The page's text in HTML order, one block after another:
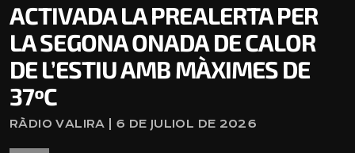
ACTIVADA LA PREALERTA PER
LA SEGONA ONADA DE CALOR
DE L’ESTIU AMB MÀXIMES DE
37ºC
RÀDIO VALIRA | 6 DE JULIOL DE 2026